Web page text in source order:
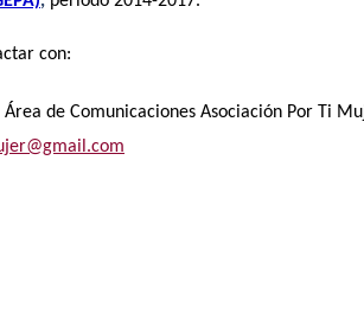
con:
de Comunicaciones Asociación Por Ti